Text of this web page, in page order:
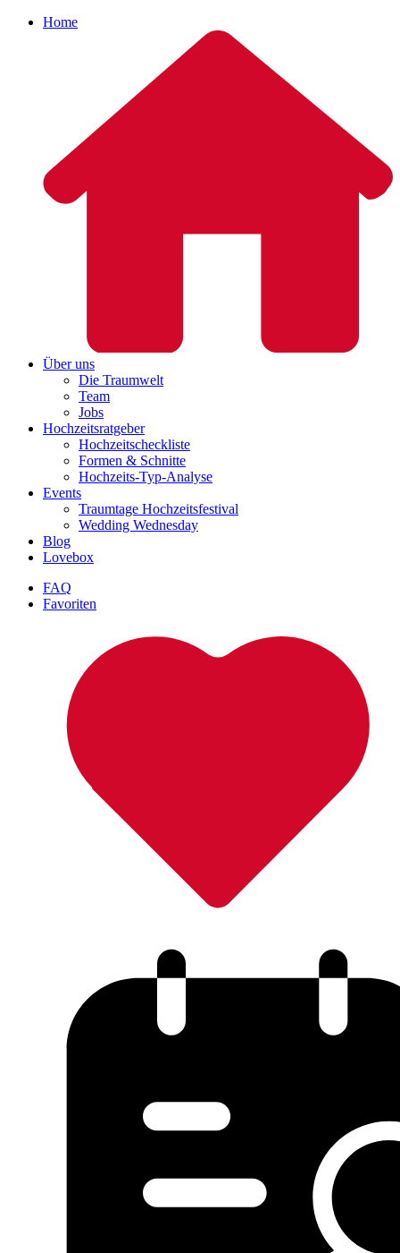
Home
Über uns
Die Traumwelt
Team
Jobs
Hochzeitsratgeber
Hochzeitscheckliste
Formen & Schnitte
Hochzeits-Typ-Analyse
Events
Traumtage Hochzeitsfestival
Wedding Wednesday
Blog
Lovebox
FAQ
Favoriten